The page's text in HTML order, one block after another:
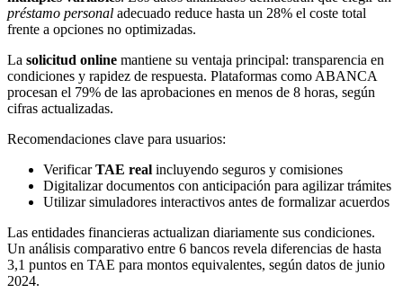
préstamo personal adecuado reduce hasta un 28% el coste total
frente a opciones no optimizadas.
La solicitud online mantiene su ventaja principal: transparencia en
condiciones y rapidez de respuesta. Plataformas como ABANCA
procesan el 79% de las aprobaciones en menos de 8 horas, según
cifras actualizadas.
Recomendaciones clave para usuarios:
VerificarTAE real incluyendo seguros y comisiones
Digitalizar documentos con anticipación para agilizar trámites
Utilizar simuladores interactivos antes de formalizar acuerdos
Las entidades financieras actualizan diariamente sus condiciones.
Un análisis comparativo entre 6 bancos revela diferencias de hasta
3,1 puntos en TAE para montos equivalentes, según datos de junio
2024.